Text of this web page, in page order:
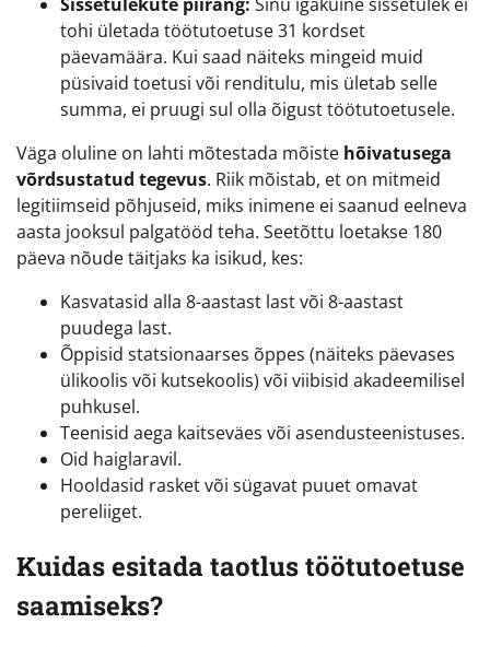
Sissetulekute piirang: Sinu igakuine sissetulek ei
tohi ületada töötutoetuse 31 kordset
päevamäära. Kui saad näiteks mingeid muid
püsivaid toetusi või renditulu, mis ületab selle
summa, ei pruugi sul olla õigust töötutoetusele.
Väga oluline on lahti mõtestada mõiste hõivatusega
võrdsustatud tegevus. Riik mõistab, et on mitmeid
legitiimseid põhjuseid, miks inimene ei saanud eelneva
aasta jooksul palgatööd teha. Seetõttu loetakse 180
päeva nõude täitjaks ka isikud, kes:
Kasvatasid alla 8-aastast last või 8-aastast
puudega last.
Õppisid statsionaarses õppes (näiteks päevases
ülikoolis või kutsekoolis) või viibisid akadeemilisel
puhkusel.
Teenisid aega kaitseväes või asendusteenistuses.
Oid haiglaravil.
Hooldasid rasket või sügavat puuet omavat
pereliiget.
Kuidas esitada taotlus töötutoetuse
saamiseks?